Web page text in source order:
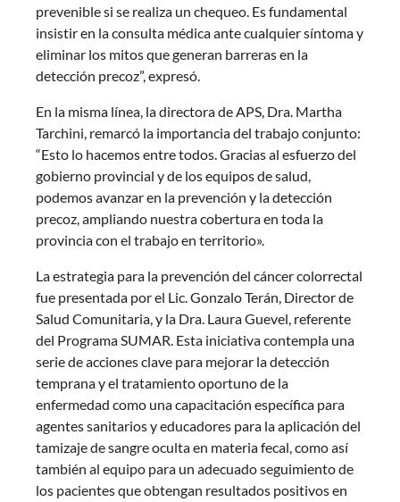
prevenible si se realiza un chequeo. Es fundamental
insistir en la consulta médica ante cualquier síntoma y
eliminar los mitos que generan barreras en la
detección precoz”, expresó.
En la misma línea, la directora de APS, Dra. Martha
Tarchini, remarcó la importancia del trabajo conjunto:
“Esto lo hacemos entre todos. Gracias al esfuerzo del
gobierno provincial y de los equipos de salud,
podemos avanzar en la prevención y la detección
precoz, ampliando nuestra cobertura en toda la
provincia con el trabajo en territorio».
La estrategia para la prevención del cáncer colorrectal
fue presentada por el Lic. Gonzalo Terán, Director de
Salud Comunitaria, y la Dra. Laura Guevel, referente
del Programa SUMAR. Esta iniciativa contempla una
serie de acciones clave para mejorar la detección
temprana y el tratamiento oportuno de la
enfermedad como una capacitación específica para
agentes sanitarios y educadores para la aplicación del
tamizaje de sangre oculta en materia fecal, como así
también al equipo para un adecuado seguimiento de
los pacientes que obtengan resultados positivos en